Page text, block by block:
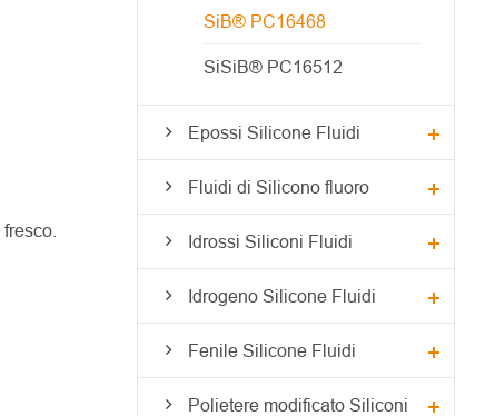
SiB® PC16468
SiSiB® PC16512
Epossi Silicone Fluidi
Fluidi di Silicono fluoro
Idrossi Siliconi Fluidi
Idrogeno Silicone Fluidi
Fenile Silicone Fluidi
Polietere modificato Siliconi